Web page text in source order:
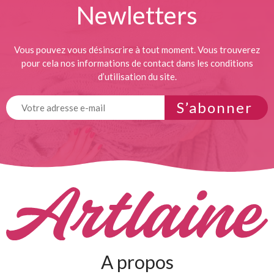
Newletters
Vous pouvez vous désinscrire à tout moment. Vous trouverez
pour cela nos informations de contact dans les conditions
d’utilisation du site.
S’abonner
A propos